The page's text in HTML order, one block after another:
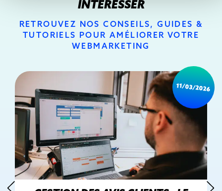
INTÉRESSER
RETROUVEZ NOS CONSEILS, GUIDES &
TUTORIELS POUR AMÉLIORER VOTRE
WEBMARKETING
11/03/2026